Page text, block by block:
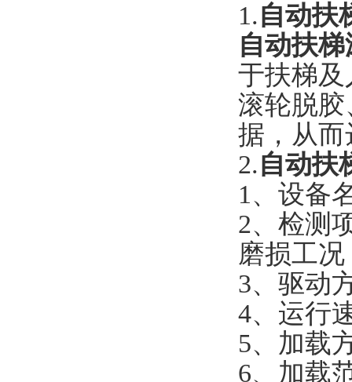
1.自动扶
自动扶
于扶梯
滚轮脱
据，从
2.自动扶
1、设备
2、检测
磨损工况
3、驱动
4、运行
5、加载
6、加载